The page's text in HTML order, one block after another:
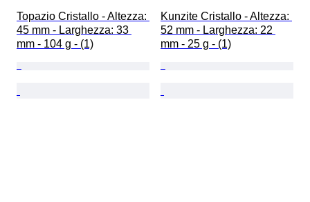
Topazio Cristallo - Altezza:
45 mm - Larghezza: 33
mm - 104 g - (1)
Kunzite Cristallo - Altezza:
52 mm - Larghezza: 22
mm - 25 g - (1)